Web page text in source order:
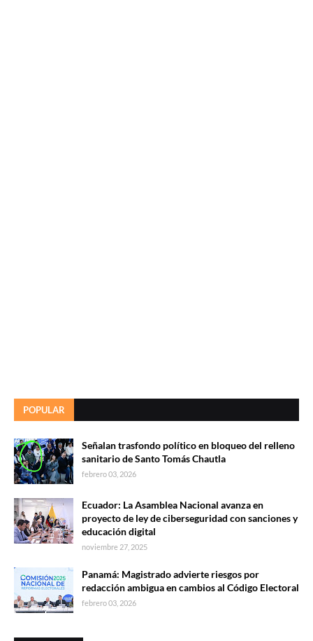
POPULAR
Señalan trasfondo político en bloqueo del relleno
sanitario de Santo Tomás Chautla
febrero 03, 2026
Ecuador: La Asamblea Nacional avanza en
proyecto de ley de ciberseguridad con sanciones y
educación digital
noviembre 27, 2025
Panamá: Magistrado advierte riesgos por
redacción ambigua en cambios al Código Electoral
febrero 03, 2026